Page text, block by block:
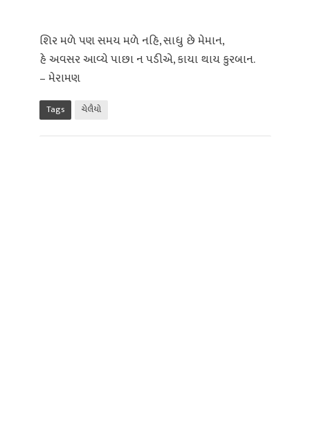
શિર મળે પણ સમય મળે નહિ, સાધુ છે મેમાન,
હે અવસર આવ્યે પાછા ન પડીએ, કાયા થાય કુરબાન.
– મેરામણ
Tags ચેલૈયો